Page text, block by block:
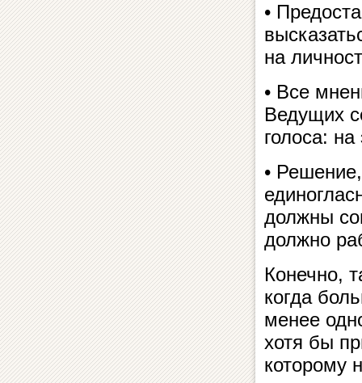
•
на
• Все
Ведущих
голоса:
•
должны
должно
Конечно,
когда
менее
хотя бы
которому